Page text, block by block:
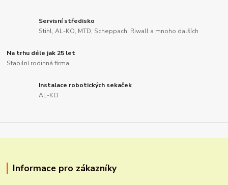
Servisní středisko
Stihl, AL-KO, MTD, Scheppach, Riwall a mnoho dalších
Na trhu déle jak 25 let
Stabilní rodinná firma
Instalace robotických sekaček
AL-KO
Informace pro zákazníky